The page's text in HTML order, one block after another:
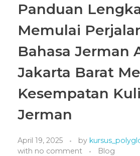
Panduan
Memulai
Bahasa Jerman
Jakarta Barat
Kesempatan
Jerman
April 19, 2025 by
with no comment Blog